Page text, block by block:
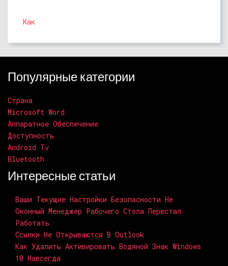
Как
Популярные категории
Страна
Microsoft Word
Аппаратное Обеспечение
Доступность
Android Tv
Bluetooth
Интересные статьи
Ваши Текущие Настройки Безопасности Не
Оконный Менеджер Рабочего Стола Перестал
Работать
Ссылки Не Открываются В Outlook
Как Удалить Активировать Водяной Знак Windows
10 Навсегда